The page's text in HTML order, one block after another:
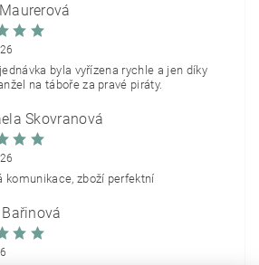
byla vyřízena rychle a jen díky
na táboře za pravé piráty.
Škovranová
komunikace, zboží perfektní